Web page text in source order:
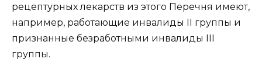
рецептурных лекарств из этого Перечня имеют,
например, работающие инвалиды II группы и
признанные безработными инвалиды III
группы.